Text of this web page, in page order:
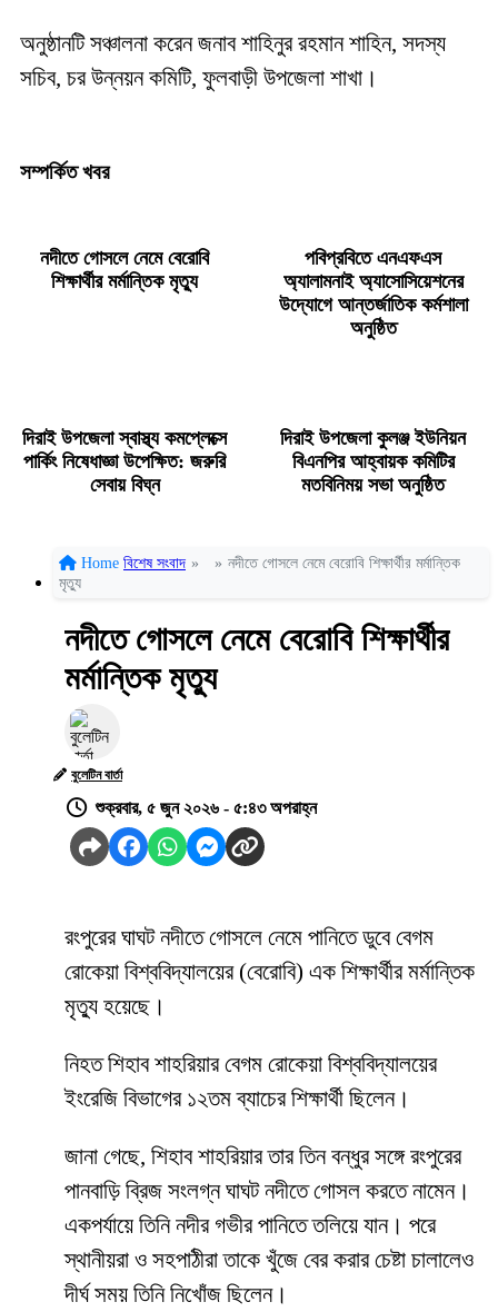
অনুষ্ঠানটি সঞ্চালনা করেন জনাব শাহিনুর রহমান শাহিন, সদস্য
সচিব, চর উন্নয়ন কমিটি, ফুলবাড়ী উপজেলা শাখা।
সম্পর্কিত খবর
নদীতে গোসলে নেমে বেরোবি
শিক্ষার্থীর মর্মান্তিক মৃত্যু
পবিপ্রবিতে এনএফএস
অ্যালামনাই অ্যাসোসিয়েশনের
উদ্যোগে আন্তর্জাতিক কর্মশালা
অনুষ্ঠিত
দিরাই উপজেলা স্বাস্থ্য কমপ্লেক্সে
পার্কিং নিষেধাজ্ঞা উপেক্ষিত: জরুরি
সেবায় বিঘ্ন
দিরাই উপজেলা কুলঞ্জ ইউনিয়ন
বিএনপির আহ্বায়ক কমিটির
মতবিনিময় সভা অনুষ্ঠিত
Home বিশেষ সংবাদ » » নদীতে গোসলে নেমে বেরোবি শিক্ষার্থীর মর্মান্তিক
মৃত্যু
নদীতে গোসলে নেমে বেরোবি শিক্ষার্থীর
মর্মান্তিক মৃত্যু
বুলেটিন বার্তা
শুক্রবার, ৫ জুন ২০২৬ - ৫:৪৩ অপরাহ্ন
রংপুরের ঘাঘট নদীতে গোসলে নেমে পানিতে ডুবে বেগম
রোকেয়া বিশ্ববিদ্যালয়ের (বেরোবি) এক শিক্ষার্থীর মর্মান্তিক
মৃত্যু হয়েছে।
নিহত শিহাব শাহরিয়ার বেগম রোকেয়া বিশ্ববিদ্যালয়ের
ইংরেজি বিভাগের ১২তম ব্যাচের শিক্ষার্থী ছিলেন।
জানা গেছে, শিহাব শাহরিয়ার তার তিন বন্ধুর সঙ্গে রংপুরের
পানবাড়ি ব্রিজ সংলগ্ন ঘাঘট নদীতে গোসল করতে নামেন।
একপর্যায়ে তিনি নদীর গভীর পানিতে তলিয়ে যান। পরে
স্থানীয়রা ও সহপাঠীরা তাকে খুঁজে বের করার চেষ্টা চালালেও
দীর্ঘ সময় তিনি নিখোঁজ ছিলেন।